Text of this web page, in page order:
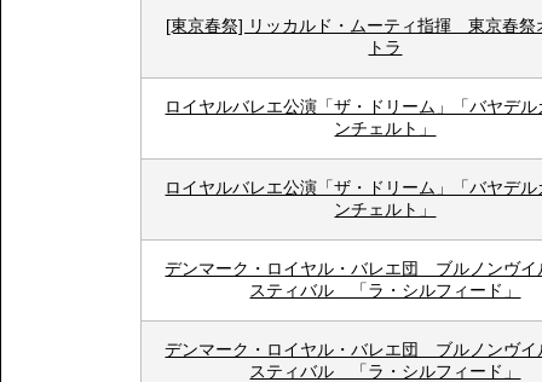
[東京春祭] リッカルド・ムーティ指揮 東京春祭
トラ
ロイヤルバレエ公演「ザ・ドリーム」「バヤデ
ンチェルト」
ロイヤルバレエ公演「ザ・ドリーム」「バヤデ
ンチェルト」
デンマーク・ロイヤル・バレエ団 ブルノンヴイ
スティバル 「ラ・シルフィード」
デンマーク・ロイヤル・バレエ団 ブルノンヴイ
スティバル 「ラ・シルフィード」